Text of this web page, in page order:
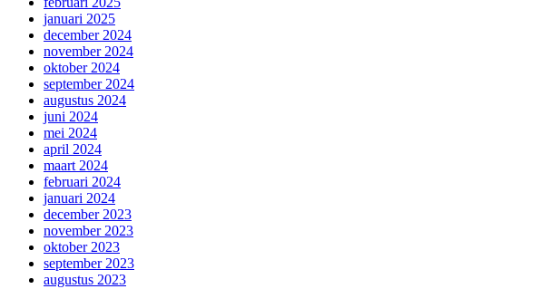
januari 2025
december 2024
november 2024
oktober 2024
september 2024
augustus 2024
juni 2024
mei 2024
april 2024
maart 2024
februari 2024
januari 2024
december 2023
november 2023
oktober 2023
september 2023
augustus 2023